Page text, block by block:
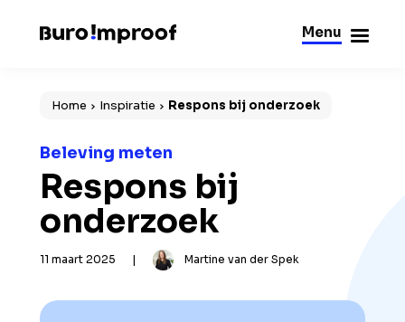
Menu
Home Inspiratie Respons bij onderzoek
Beleving meten
Respons bij
onderzoek
11 maart 2025 | Martine van der Spek